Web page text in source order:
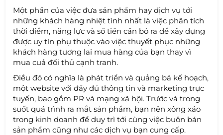
Một phần của việc đưa sản phẩm hay dịch vụ tới
những khách hàng nhiệt tình nhất là việc phân tích
thời điểm, năng lực và số tiền cần bỏ ra để xây dựng
được uy tín phụ thuộc vào việc thuyết phục những
khách hàng tương lai mua hàng của bạn thay vì
mua cuả đối thủ cạnh tranh.
Điều đó có nghĩa là phát triển và quảng bá kế hoạch,
một website với đầy đủ thông tin và marketing trực
tuyến, bao gồm PR và mạng xã hội. Trước và trong
suốt quá trình ra mắt sản phẩm, bạn nên xông xáo
trong kinh doanh để duy trì tới cùng việc buôn bán
sản phẩm cũng như các dịch vụ bạn cung cấp.